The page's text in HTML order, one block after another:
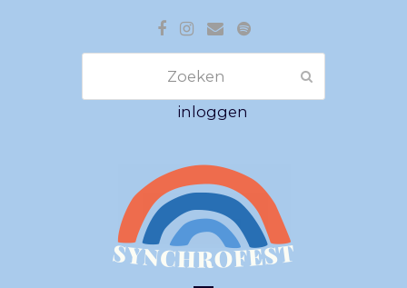
Facebook
Instagram
E-
mail
Spotify
inloggen